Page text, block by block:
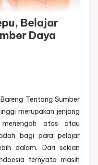
Belajar
Daya
Tentang Sumber
merupakan jenjang
menengah atas atau
bagi para pelajar
dalam. Dari sekian
ternyata masih